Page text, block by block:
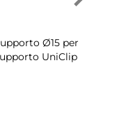
Viti a
montaggio